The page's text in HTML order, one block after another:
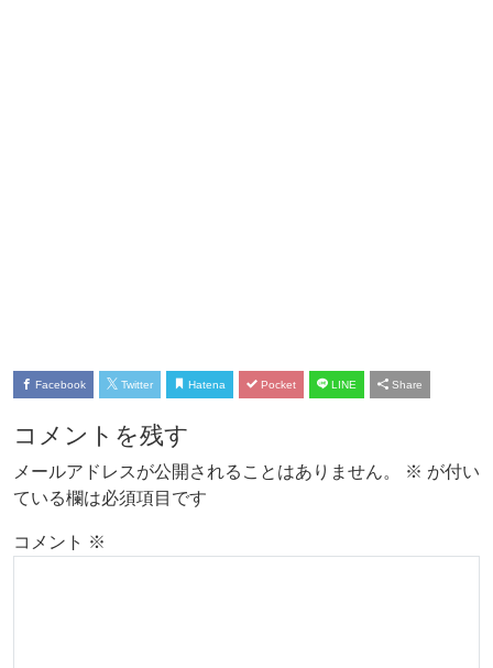
Facebook Twitter Hatena Pocket LINE Share
コメントを残す
メールアドレスが公開されることはありません。 ※ が付い
ている欄は必須項目です
コメント ※